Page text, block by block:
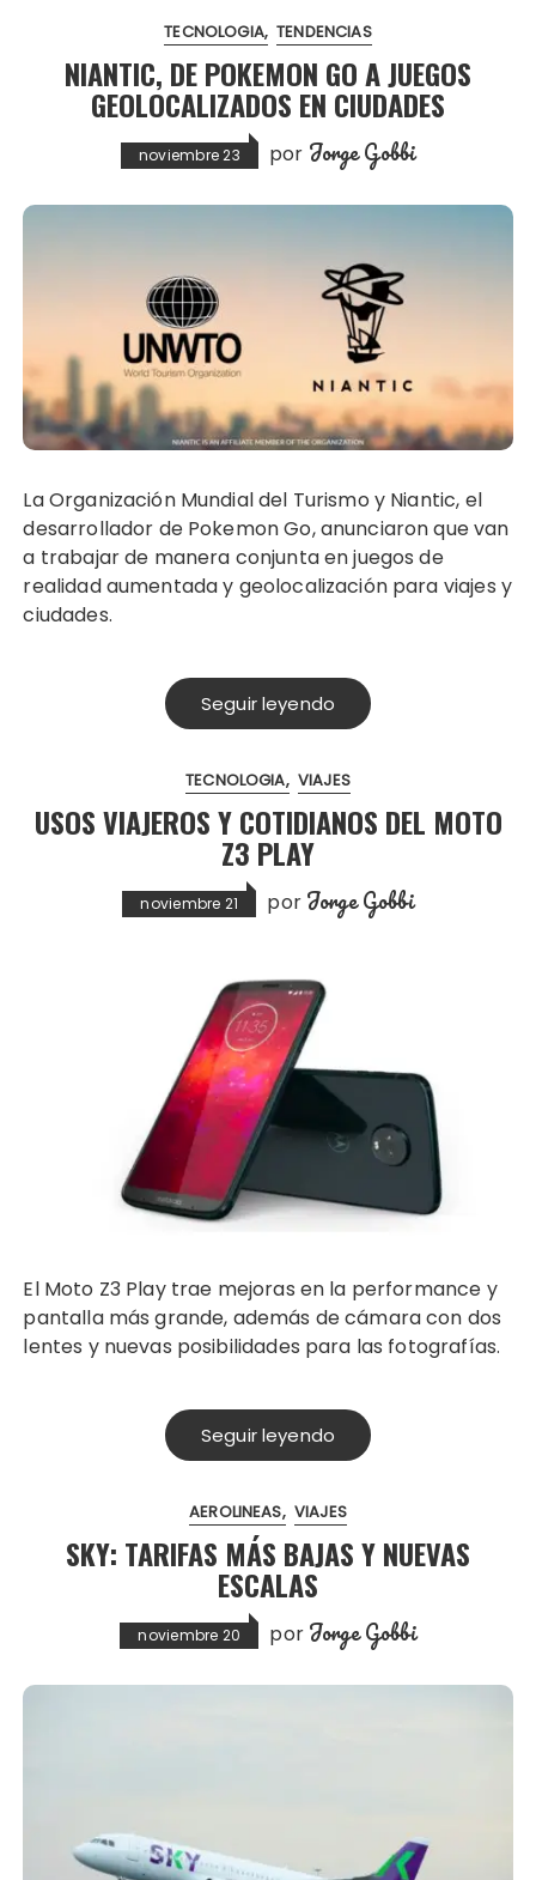
TECNOLOGIA TENDENCIAS
NIANTIC, DE POKEMON GO A JUEGOS
GEOLOCALIZADOS EN CIUDADES
noviembre 23 por Jorge Gobbi
La Organización Mundial del Turismo y Niantic, el
desarrollador de Pokemon Go, anunciaron que van
a trabajar de manera conjunta en juegos de
realidad aumentada y geolocalización para viajes y
ciudades.
Seguir leyendo
TECNOLOGIA VIAJES
USOS VIAJEROS Y COTIDIANOS DEL MOTO
Z3 PLAY
noviembre 21 por Jorge Gobbi
El Moto Z3 Play trae mejoras en la performance y
pantalla más grande, además de cámara con dos
lentes y nuevas posibilidades para las fotografías.
Seguir leyendo
AEROLINEAS VIAJES
SKY: TARIFAS MÁS BAJAS Y NUEVAS
ESCALAS
noviembre 20 por Jorge Gobbi